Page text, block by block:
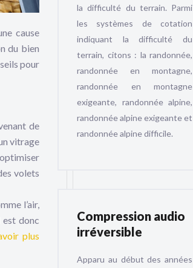
cause
du bien
pour
de
vitrage
volets
l’air,
est donc
plus
la difficulté du terrain. Parmi
les systèmes de cotation
indiquant la difficulté du
terrain, citons : la randonnée,
randonnée en montagne,
randonnée en montagne
exigeante, randonnée alpine,
randonnée alpine exigeante et
randonnée alpine difficile.
Compression audio
irréversible
Apparu au début des années